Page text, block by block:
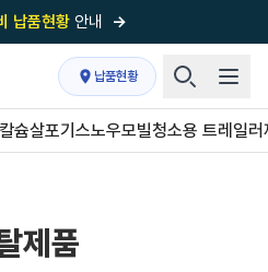
납품현황 안내 →
작 전문업체 (주)바이크원
!다목적 차량의 표준!
납품현황안내→
설·다목적 장비 전문기업
납품현황
슘살포기 스노우모빌청소용 트레일러
제품